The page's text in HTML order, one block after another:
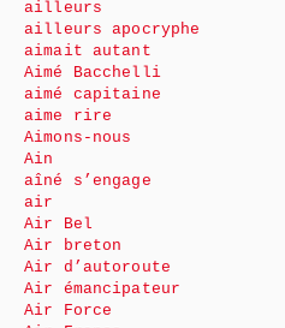
ailleurs
ailleurs apocryphe
aimait autant
Aimé Bacchelli
aimé capitaine
aime rire
Aimons-nous
Ain
aîné s’engage
air
Air Bel
Air breton
Air d’autoroute
Air émancipateur
Air Force